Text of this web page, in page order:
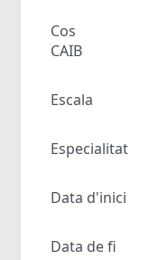
Cos
CAIB
Escala
Especialitat
Data d'inici
Data de fi